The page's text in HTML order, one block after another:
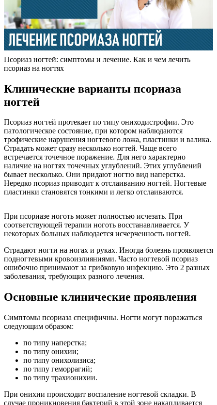
Псориаз ногтей: симптомы и лечение. Как и чем лечить
псориаз на ногтях
Клинические варианты псориаза
ногтей
Псориаз ногтей протекает по типу ониходистрофии. Это
патологическое состояние, при котором наблюдаются
трофические нарушения ногтевого ложа, пластинки и валика.
Страдать может сразу несколько ногтей. Чаще всего
встречается точечное поражение. Для него характерно
наличие на ногтях точечных углублений. Этих углублений
бывает несколько. Они придают ногтю вид наперстка.
Нередко псориаз приводит к отслаиванию ногтей. Ногтевые
пластинки становятся тонкими и легко отслаиваются.
При псориазе ноготь может полностью исчезать. При
соответствующей терапии ноготь восстанавливается. У
некоторых больных наблюдается исчерченность ногтей.
Страдают ногти на ногах и руках. Иногда болезнь проявляется
подногтевыми кровоизлияниями. Часто ногтевой псориаз
ошибочно принимают за грибковую инфекцию. Это 2 разных
заболевания, требующих разного лечения.
Основные клинические проявления
Симптомы псориаза специфичны. Ногти могут поражаться
следующим образом:
по типу наперстка;
по типу онихии;
по типу онихолизиса;
по типу геморрагий;
по типу трахионихии.
При онихии происходит воспаление ногтевой складки. В
случае проникновения бактерий в этой зоне накапливается